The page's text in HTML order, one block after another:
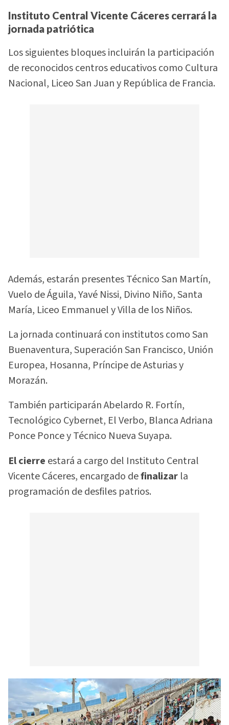
Instituto Central Vicente Cáceres cerrará la
jornada patriótica
Los siguientes bloques incluirán la participación
de reconocidos centros educativos como Cultura
Nacional, Liceo San Juan y República de Francia.
Además, estarán presentes Técnico San Martín,
Vuelo de Águila, Yavé Nissi, Divino Niño, Santa
María, Liceo Emmanuel y Villa de los Niños.
La jornada continuará con institutos como San
Buenaventura, Superación San Francisco, Unión
Europea, Hosanna, Príncipe de Asturias y
Morazán.
También participarán Abelardo R. Fortín,
Tecnológico Cybernet, El Verbo, Blanca Adriana
Ponce Ponce y Técnico Nueva Suyapa.
El cierre estará a cargo del Instituto Central
Vicente Cáceres, encargado definalizar la
programación de desfiles patrios.